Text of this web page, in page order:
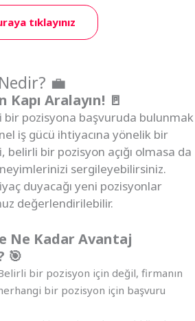
tıklayınız
💼
Aralayın! 🚪
bir pozisyona başvuruda bulunmak
iş gücü ihtiyacına yönelik bir
belirli bir pozisyon açığı olmasa da
sergileyebilirsiniz.
duyacağı yeni pozisyonlar
değerlendirilebilir.
Ne Kadar Avantaj
🎯
bir pozisyon için değil, firmanın
bir pozisyon için başvuru